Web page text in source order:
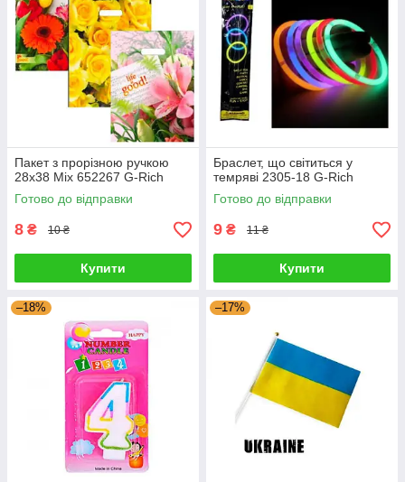
Пакет з прорізною ручкою
28х38 Mix 652267 G-Rich
Готово до відправки
8 ₴ 10 ₴
Купити
Браслет, що світиться у
темряві 2305-18 G-Rich
Готово до відправки
9 ₴ 11 ₴
Купити
–18% –17%